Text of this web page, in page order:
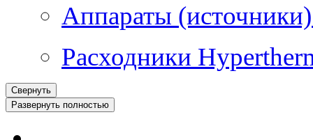
Аппараты
Расходники
Свернуть
Развернуть полностью